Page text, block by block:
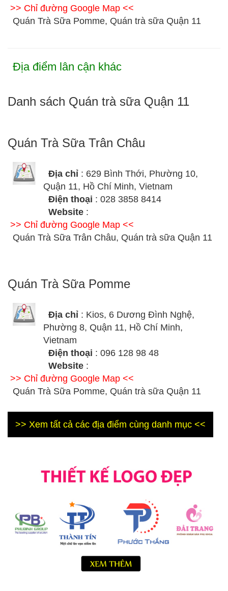
>> Chỉ đường Google Map <<
Quán Trà Sữa Pomme, Quán trà sữa Quận 11
Địa điểm lân cận khác
Danh sách Quán trà sữa Quận 11
Quán Trà Sữa Trân Châu
Địa chỉ : 629 Bình Thới, Phường 10,
Quận 11, Hồ Chí Minh, Vietnam
Điện thoại : 028 3858 8414
Website :
>> Chỉ đường Google Map <<
Quán Trà Sữa Trân Châu, Quán trà sữa Quận 11
Quán Trà Sữa Pomme
Địa chỉ : Kios, 6 Dương Đình Nghệ,
Phường 8, Quận 11, Hồ Chí Minh,
Vietnam
Điện thoại : 096 128 98 48
Website :
>> Chỉ đường Google Map <<
Quán Trà Sữa Pomme, Quán trà sữa Quận 11
>> Xem tất cả các địa điểm cùng danh mục <<